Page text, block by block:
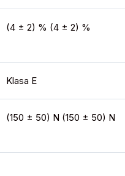
(4 ± 2) % (4 ± 2) %
Klasa E
(150 ± 50) N (150 ± 50) N